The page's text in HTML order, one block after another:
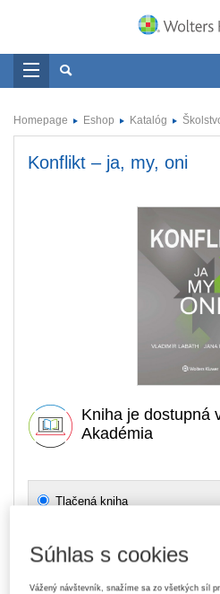
Homepage Eshop Katalóg
Konflikt – ja, my, oni
Kniha je dostupná
Akadémia
Tlačená kniha
Predplatné 6 mesiacov ASPI
E-kniha je dostupná výhradne
Súhlas s cookies
Vážený návštevník, snažíme sa zo všetkých síl